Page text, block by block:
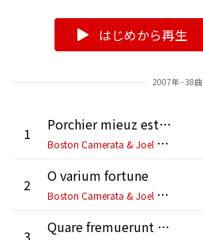
はじめから再生
2007年 - 38曲
1
Porchier mieuz estre ameroy
B
oston Camerata & Joel Cohen
2
O varium fortune
B
oston Camerata & Joel Cohen
3
Quare fremuerunt gentes